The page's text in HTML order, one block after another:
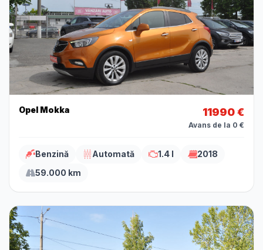
Opel Mokka 11990 €
Avans de la 0 €
Benzină Automată 1.4 l
2018
59.000 km